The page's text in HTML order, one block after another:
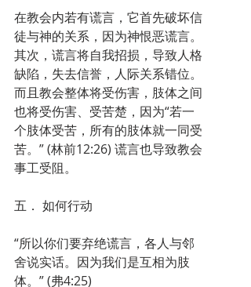
在教会内若有谎言，它首先破坏信
徒与神的关系，因为神恨恶谎言。
其次，谎言将自我招损，导致人格
缺陷，失去信誉，人际关系错位。
而且教会整体将受伤害，肢体之间
也将受伤害、受苦楚，因为“若一
个肢体受苦，所有的肢体就一同受
苦。” (林前12:26) 谎言也导致教会
事工受阻。
五． 如何行动
“所以你们要弃绝谎言，各人与邻
舍说实话。因为我们是互相为肢
体。” (弗4:25)